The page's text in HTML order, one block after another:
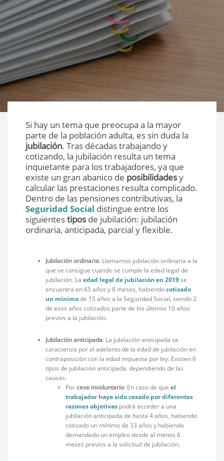
Si hay un tema que preocupa a la mayor
parte de la población adulta, es sin duda la
jubilación. Tras décadas trabajando y
cotizando, la jubilación resulta un tema
inquietante para los trabajadores, ya que
existe un gran abanico de posibilidadesy
calcular las prestaciones resulta complicado.
Dentro de las pensiones contributivas, la
Seguridad Social distingue entre los
siguientestipos de jubilación: jubilación
ordinaria, anticipada, parcial y flexible.
Jubilación ordinaria: Llamamos jubilación ordinaria a la
que se consigue cuando se cumple la edad legal de
jubilación. Laedad legal de jubilación en 2019se
encuentra en 65 años y 8 meses, habiendocotizado
un mínimode 15 años a la Seguridad Social, siendo 2
de esos años cotizados parte de los últimos 10 años
previos a la jubilación.
Jubilación anticipada: La jubilación anticipada se
caracteriza por el adelanto de la edad de jubilación en
contraposición con la edad impuesta por ley. Existen 6
tipos de jubilación anticipada, dependiendo de las
causas:
Porcese involuntario: En caso de queel
trabajador haya sido cesado por diferentes
razones objetivas podrá acceder a una
jubilación anticipada de hasta 4 años, habiendo
cotizado un mínimo de 33 años y habiendo
demandado un empleo desde al menos 6
meses previos a la solicitud de jubilación.